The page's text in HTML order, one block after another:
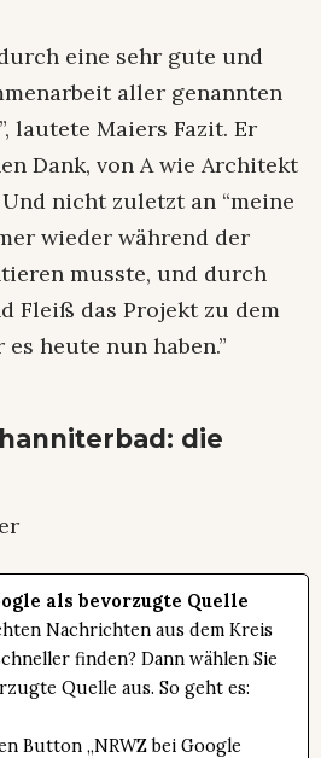
eine sehr gute und
aller genannten
lautete Maiers Fazit. Er
Dank, von A wie Architekt
nicht zuletzt an “meine
wieder während der
musste, und durch
Fleiß das Projekt zu dem
heute nun haben.”
die
als bevorzugte Quelle
Nachrichten aus dem Kreis
finden? Dann wählen Sie
Quelle aus. So geht es:
Button „NRWZ bei Google